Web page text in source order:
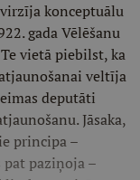
konceptuālu
gada Vēlēšanu
vietā piebilst, ka
veltīja
deputāti
Jāsaka,
principa –
paziņoja –